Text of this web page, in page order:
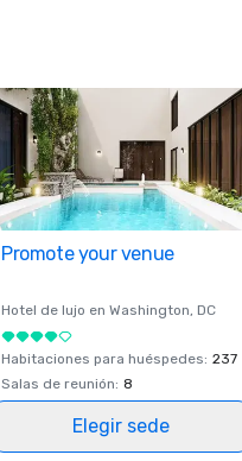
Promote your venue
Hotel de lujo en Washington, DC
Habitaciones para huéspedes: 237
Salas de reunión: 8
Elegir sede